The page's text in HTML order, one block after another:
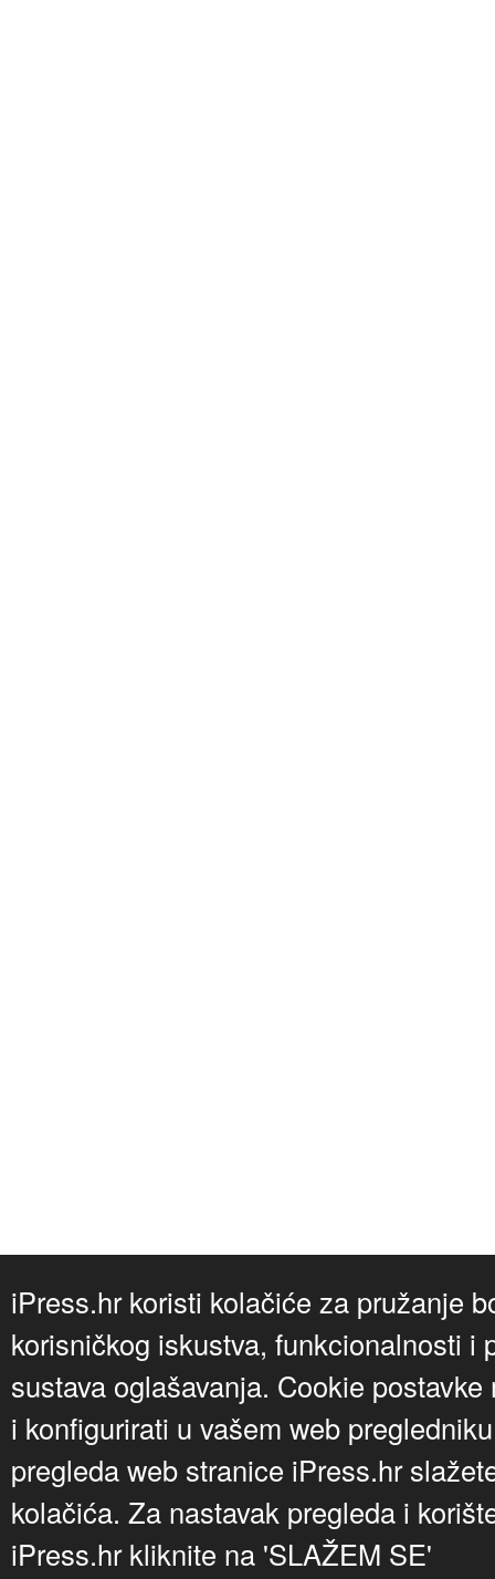
iPress.hr koristi kolačiće za pružanje
korisničkog iskustva, funkcionalnosti i
sustava oglašavanja. Cookie
i konfigurirati u vašem web
pregleda web stranice iPress.hr
kolačića. Za nastavak pregleda i
iPress.hr kliknite na 'SLAŽEM SE'